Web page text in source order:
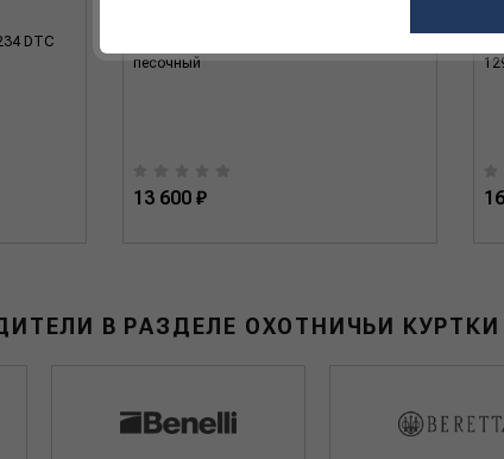
DTC
песочный
13 600 ₽
В РАЗДЕЛЕ ОХОТНИЧЬИ КУРТКИ